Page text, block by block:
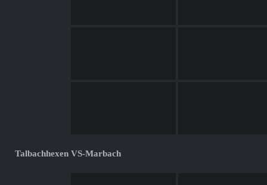
Talbachhexen VS-Marbach